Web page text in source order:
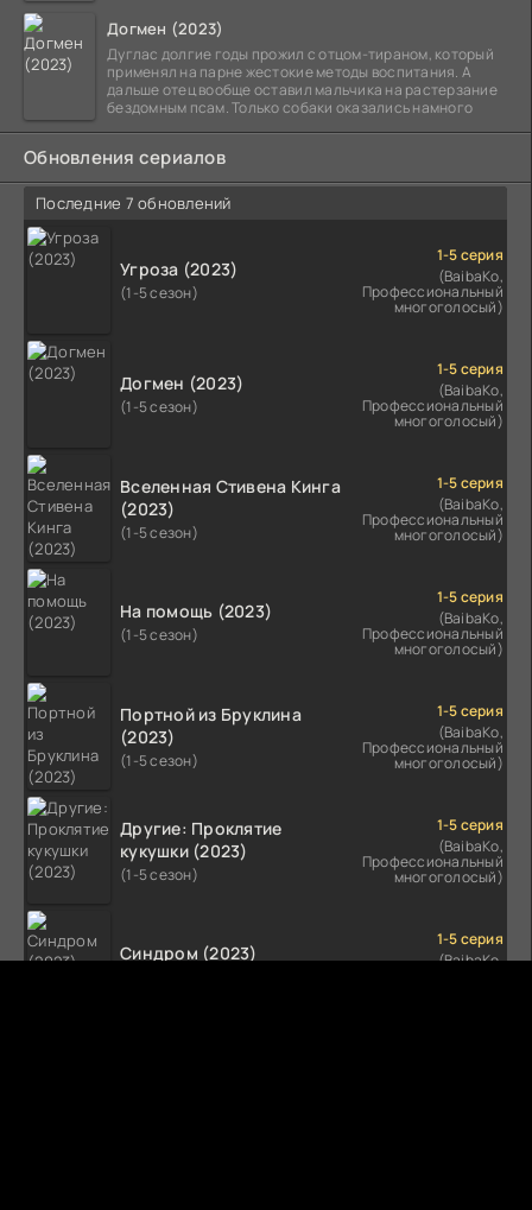
Догмен (2023)
Дуглас долгие годы прожил с отцом-тираном, который
применял на парне жестокие методы воспитания. А
дальше отец вообще оставил мальчика на растерзание
бездомным псам. Только собаки оказались намного
Обновления сериалов
Последние 7 обновлений
Угроза (2023)
(1-5 сезон)
1-5 серия
(BaibaKo,
Профессиональный
многоголосый)
Догмен (2023)
(1-5 сезон)
1-5 серия
(BaibaKo,
Профессиональный
многоголосый)
Вселенная Стивена Кинга
(2023)
(1-5 сезон)
1-5 серия
(BaibaKo,
Профессиональный
многоголосый)
На помощь (2023)
(1-5 сезон)
1-5 серия
(BaibaKo,
Профессиональный
многоголосый)
Портной из Бруклина
(2023)
(1-5 сезон)
1-5 серия
(BaibaKo,
Профессиональный
многоголосый)
Другие: Проклятие
кукушки (2023)
(1-5 сезон)
1-5 серия
(BaibaKo,
Профессиональный
многоголосый)
Синдром (2023)
1-5 серия
(BaibaKo,